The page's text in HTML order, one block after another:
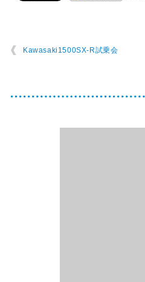
Kawasaki1500SX-R試乗会